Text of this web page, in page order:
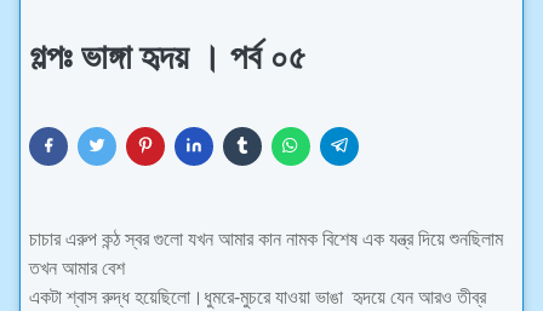
গল্পঃ ভাঙ্গা হৃদয় । পর্ব ০৫
চাচার এরুপ কন্ঠ স্বর গুলো যখন আমার কান নামক বিশেষ এক যন্ত্র দিয়ে শুনছিলাম
তখন আমার বেশ
একটা শ্বাস রুদ্ধ হয়েছিলো।ধুমরে-মুচরে যাওয়া ভাঙা হৃদয়ে যেন আরও তীব্র